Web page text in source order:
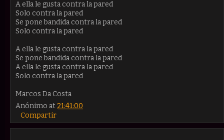
A ella le gusta contra la pared
Solo contra la pared
Se pone bandida contra la pared
Solo contra la pared
A ella le gusta contra la pared
Se pone bandida contra la pared
A ella le gusta contra la pared
Solo contra la pared
Marcos Da Costa
Anónimo at 21:41:00
Compartir